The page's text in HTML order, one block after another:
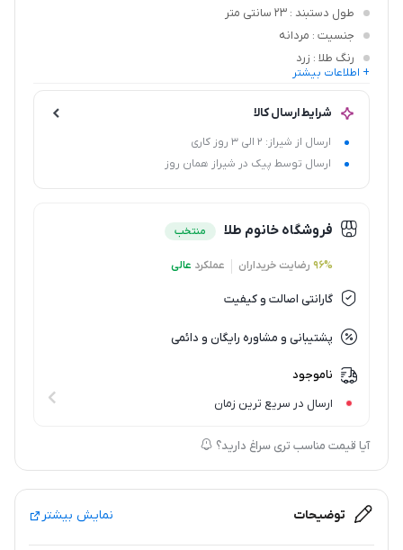
طول دستبند : 23 سانتی متر
جنسیت : مردانه
رنگ طلا : زرد
نوع بند: چرم مشکی+ اطلاعات بیشتر
شرایط ارسال کالا
ارسال از شیراز: 2 الی 3 روز کاری
ارسال توسط پیک در شیراز همان روز
فروشگاه خانوم طلا منتخب
96% رضایت خریداران عملکرد عالی
گارانتی اصالت و کیفیت
پشتیبانی و مشاوره رایگان و دائمی
ناموجود
ارسال در سریع ترین زمان
آیا قیمت مناسب تری سراغ دارید؟
توضیحات نمایش بیشتر